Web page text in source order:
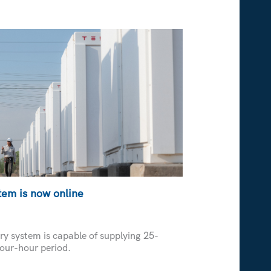
is now online
system is capable of supplying 25-
hour period.